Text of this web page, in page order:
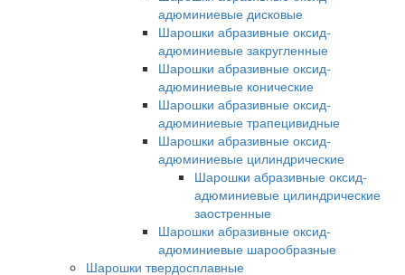
адюминиевые дисковые
Шарошки абразивные оксид-
адюминиевые закругленные
Шарошки абразивные оксид-
адюминиевые конические
Шарошки абразивные оксид-
адюминиевые трапецивидные
Шарошки абразивные оксид-
адюминиевые цилиндрические
Шарошки абразивные оксид-
адюминиевые цилиндрические
заостренные
Шарошки абразивные оксид-
адюминиевые шарообразные
Шарошки твердосплавные